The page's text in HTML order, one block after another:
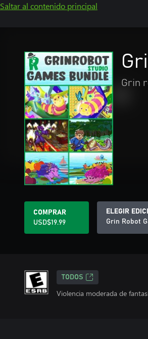
Saltar al contenido principal
Grin
COMPRAR
USD$19.99
ELEGIR
Grin Robot
TODOS
Violencia moderada de